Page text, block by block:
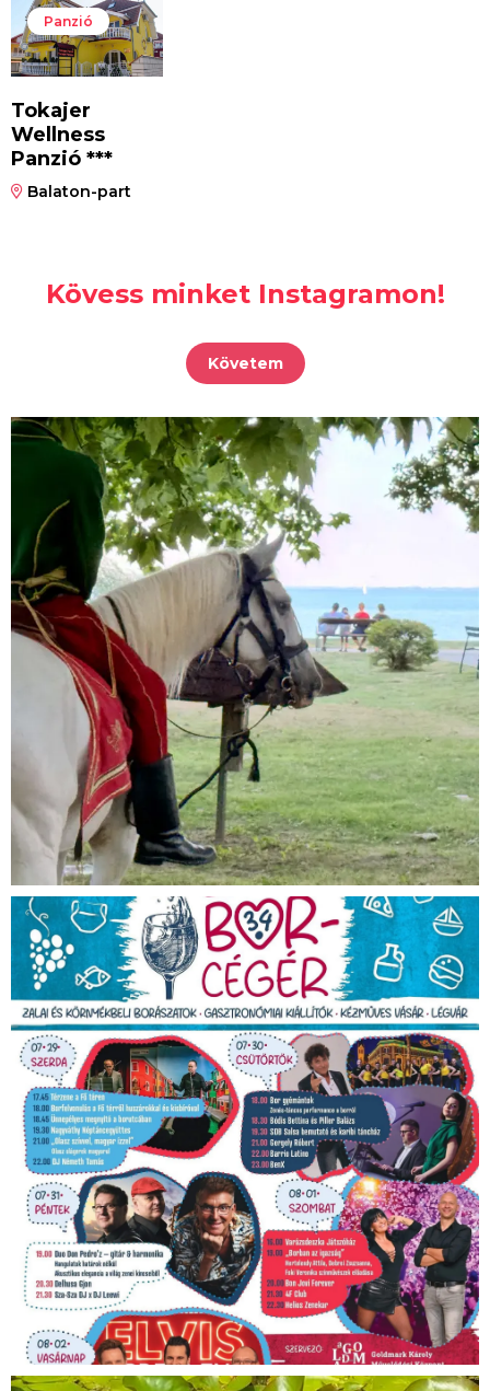
Panzió
Tokajer
Wellness
Panzió ***
Balaton-part
Kövess minket Instagramon!
Követem